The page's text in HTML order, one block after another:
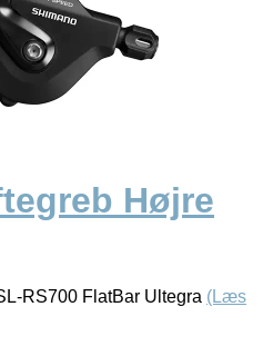
Højre
RS700 FlatBar Ultegra (Læs